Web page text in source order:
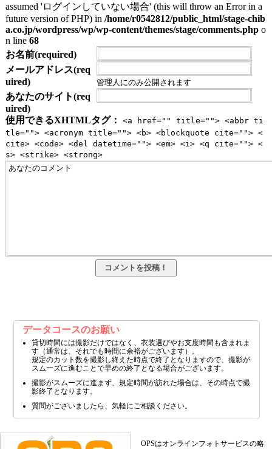
assumed 'ログインしていない場合' (this will throw an Error in a
future version of PHP) in /home/r0542812/public_html/stage-chib
a.co.jp/wordpress/wp/wp-content/themes/stage/comments.phpo
n line 68
お名前(required)
メールアドレス(req
uired)
管理人にのみ公開されます
あなたのサイト(req
uired)
使用できるXHTMLタグ：
<a href="" title=""> <abbr ti
tle=""> <acronym title=""> <b> <blockquote cite=""> <
cite> <code> <del datetime=""> <em> <i> <q cite=""> <
s> <strike> <strong>
データコースのお願い
貸切時間には撮影だけではなく、衣装選びやお支度時間も含まれま
す（通常は、それでも時間に余裕がございます）。
規定のカット数を撮影し終えた時点で終了となりますので、撮影が
スムーズに進むことで早めの終了となる場合がございます。
撮影がスムーズに進まず、規定時間が訪れた場合は、その時点で撮
影終了となります。
質問がございましたら、気軽にご相談ください。
OPSはオンラインフォトサービスの略